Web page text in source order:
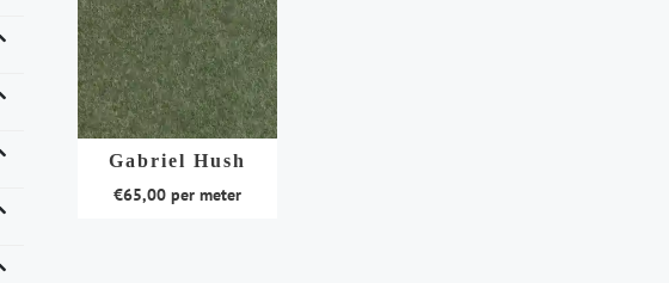
Gabriel Hush
€65,00per meter